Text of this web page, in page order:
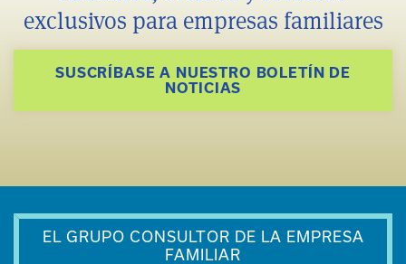
exclusivos para empresas familiares
SUSCRÍBASE A NUESTRO BOLETÍN DE
NOTICIAS
EL GRUPO CONSULTOR DE LA EMPRESA
FAMILIAR